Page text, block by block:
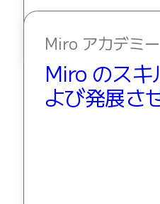
Miro アカデミー
Miro のスキ
よび発展さ